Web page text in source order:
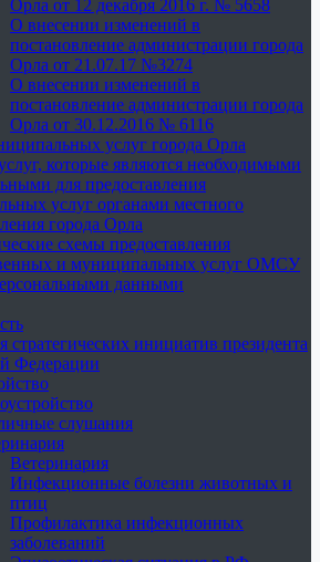
Орла от 12 декабря 2016 г. № 5658
О внесении изменений в
постановление администрации города
Орла от 21.07.17 №3274
О внесении изменений в
постановление администрации города
Орла от 30.12.2016 № 6116
услуг города Орла
которые являются необходимыми
для предоставления
услуг органами местного
города Орла
схемы предоставления
и муниципальных услуг ОМСУ
данными
стратегических инициатив президента
Федерации
слушания
Ветеринария
Инфекционные болезни животных и
птиц
Профилактика инфекционных
заболеваний